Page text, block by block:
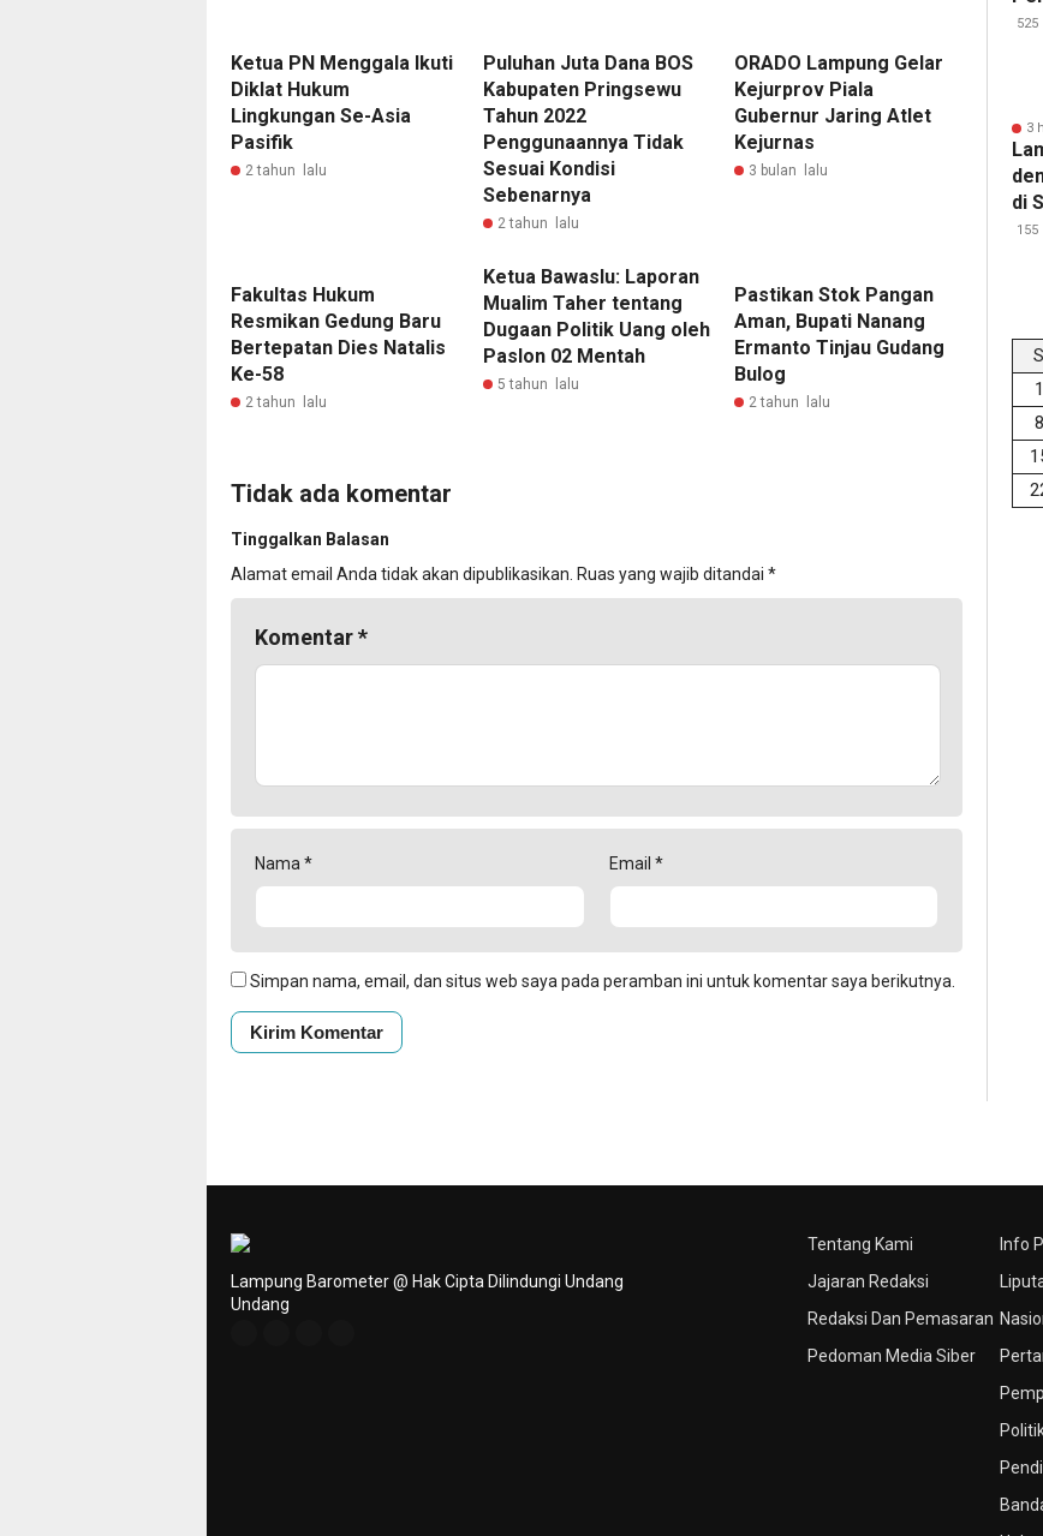
Ketua PN Menggala Ikuti
Diklat Hukum
Lingkungan Se-Asia
Pasifik
2 tahun lalu
Puluhan Juta Dana BOS
Kabupaten Pringsewu
Tahun 2022
Penggunaannya Tidak
Sesuai Kondisi
Sebenarnya
2 tahun lalu
ORADO Lampung Gelar
Kejurprov Piala
Gubernur Jaring Atlet
Kejurnas
3 bulan lalu
Fakultas Hukum
Resmikan Gedung Baru
Bertepatan Dies Natalis
Ke-58
2 tahun lalu
Ketua Bawaslu: Laporan
Mualim Taher tentang
Dugaan Politik Uang oleh
Paslon 02 Mentah
5 tahun lalu
Pastikan Stok Pangan
Aman, Bupati Nanang
Ermanto Tinjau Gudang
Bulog
2 tahun lalu
Tidak ada komentar
Tinggalkan Balasan
Alamat email Anda tidak akan dipublikasikan. Ruas yang wajib ditandai *
Komentar*
Nama * Email *
Simpan nama, email, dan situs web saya pada peramban ini untuk komentar saya berikutnya.
525
3
di
155
S
1
8
Tentang Kami
Jajaran Redaksi
Redaksi Dan Pemasaran
Pedoman Media Siber
Info
Lampung Barometer @ Hak Cipta Dilindungi Undang
Undang